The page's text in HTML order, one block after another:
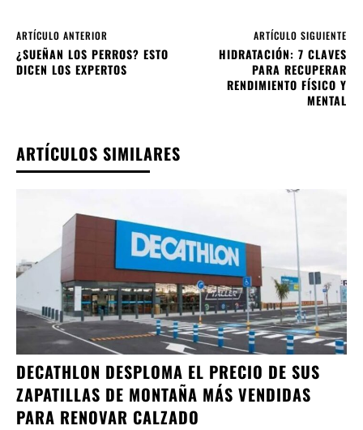
ARTÍCULO ANTERIOR
¿SUEÑAN LOS PERROS? ESTO
DICEN LOS EXPERTOS
ARTÍCULO SIGUIENTE
HIDRATACIÓN: 7 CLAVES
PARA RECUPERAR
RENDIMIENTO FÍSICO Y
MENTAL
ARTÍCULOS SIMILARES
DECATHLON DESPLOMA EL PRECIO DE SUS
ZAPATILLAS DE MONTAÑA MÁS VENDIDAS
PARA RENOVAR CALZADO